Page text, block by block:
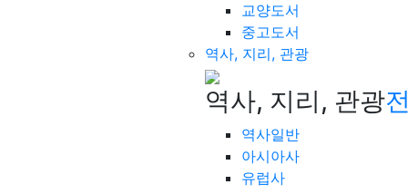
교양도서
중고도서
역사, 지리, 관광
역사, 지리, 관광
역사일반
아시아사
유럽사